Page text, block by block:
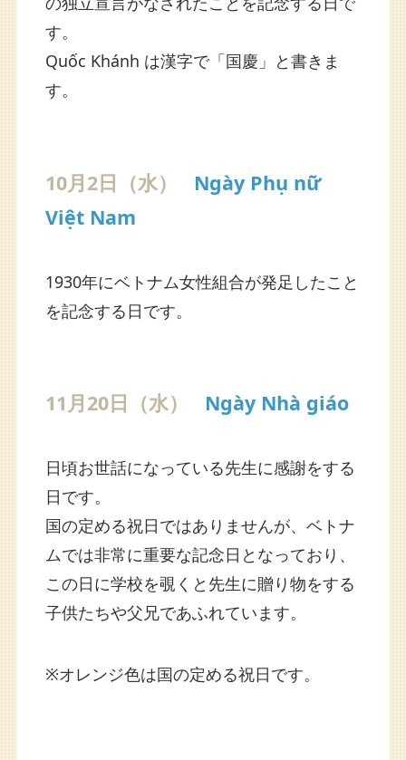
す。
Quốc Khánh は漢字で「国慶」と書きま
す。
10月2日（水）
Ngày Phụ nữ
Việt Nam
1930年にベトナム女性組合が発足したこと
を記念する日です。
11月20日（水） Ngày Nhà giáo
日頃お世話になっている先生に感謝をする
日です。
国の定める祝日ではありませんが、ベトナ
ムでは非常に重要な記念日となっており、
この日に学校を覗くと先生に贈り物をする
子供たちや父兄であふれています。
※オレンジ色は国の定める祝日です。